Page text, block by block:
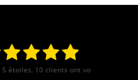
5 étoiles, 10 clients ont votés